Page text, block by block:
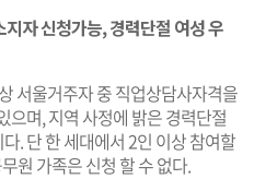
자 신청가능, 경력단절 여성 우
서울거주자 중 직업상담사자격을
으며, 지역 사정에 밝은 경력단절
. 단 한 세대에서 2인 이상 참여할
원 가족은 신청 할 수 없다.